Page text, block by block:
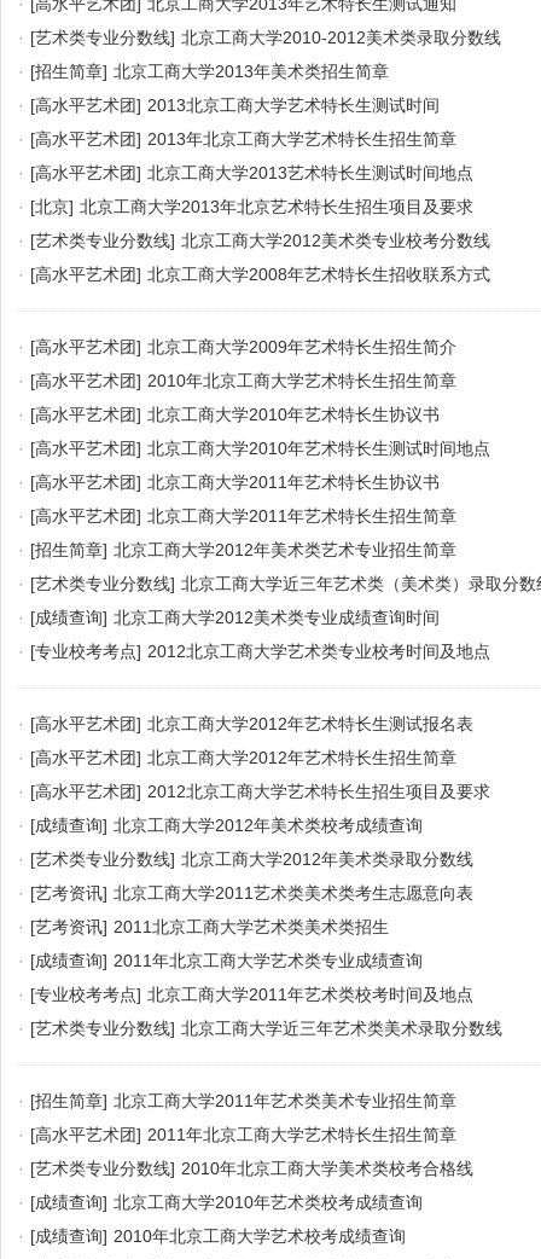
· [艺术类专业分数线] 北京工商大学2010-2012美术类录取分数线
· [招生简章] 北京工商大学2013年美术类招生简章
· [高水平艺术团] 2013北京工商大学艺术特长生测试时间
· [高水平艺术团] 2013年北京工商大学艺术特长生招生简章
· [高水平艺术团] 北京工商大学2013艺术特长生测试时间地点
· [北京] 北京工商大学2013年北京艺术特长生招生项目及要求
· [艺术类专业分数线] 北京工商大学2012美术类专业校考分数线
· [高水平艺术团] 北京工商大学2008年艺术特长生招收联系方式
· [高水平艺术团] 北京工商大学2009年艺术特长生招生简介
· [高水平艺术团] 2010年北京工商大学艺术特长生招生简章
· [高水平艺术团] 北京工商大学2010年艺术特长生协议书
· [高水平艺术团] 北京工商大学2010年艺术特长生测试时间地点
· [高水平艺术团] 北京工商大学2011年艺术特长生协议书
· [高水平艺术团] 北京工商大学2011年艺术特长生招生简章
· [招生简章] 北京工商大学2012年美术类艺术专业招生简章
· [艺术类专业分数线] 北京工商大学近三年艺术类（美术类）录取分数
· [成绩查询] 北京工商大学2012美术类专业成绩查询时间
· [专业校考考点] 2012北京工商大学艺术类专业校考时间及地点
· [高水平艺术团] 北京工商大学2012年艺术特长生测试报名表
· [高水平艺术团] 北京工商大学2012年艺术特长生招生简章
· [高水平艺术团] 2012北京工商大学艺术特长生招生项目及要求
· [成绩查询] 北京工商大学2012年美术类校考成绩查询
· [艺术类专业分数线] 北京工商大学2012年美术类录取分数线
· [艺考资讯] 北京工商大学2011艺术类美术类考生志愿意向表
· [艺考资讯] 2011北京工商大学艺术类美术类招生
· [成绩查询] 2011年北京工商大学艺术类专业成绩查询
· [专业校考考点] 北京工商大学2011年艺术类校考时间及地点
· [艺术类专业分数线] 北京工商大学近三年艺术类美术录取分数线
· [招生简章] 北京工商大学2011年艺术类美术专业招生简章
· [高水平艺术团] 2011年北京工商大学艺术特长生招生简章
· [艺术类专业分数线] 2010年北京工商大学美术类校考合格线
· [成绩查询] 北京工商大学2010年艺术类校考成绩查询
· [成绩查询] 2010年北京工商大学艺术校考成绩查询